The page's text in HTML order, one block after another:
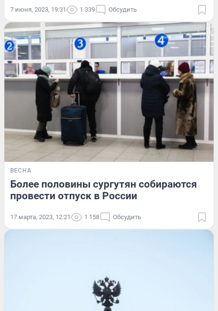
7 июня, 2023, 19:31 1 339 Обсудить
ВЕСНА
Более половины сургутян собираются
провести отпуск в России
17 марта, 2023, 12:21 1 158 Обсудить